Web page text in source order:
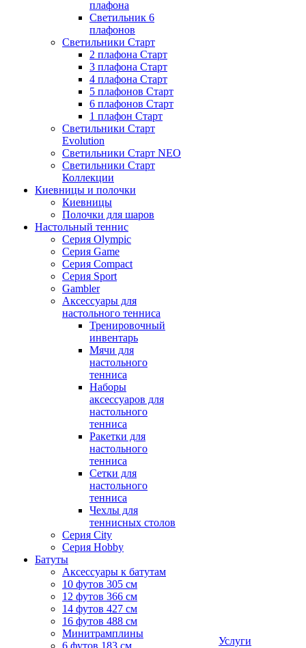
плафона
Светильник 6
плафонов
Светильники Старт
2 плафона Старт
3 плафона Старт
4 плафона Старт
5 плафонов Старт
6 плафонов Старт
1 плафон Старт
Светильники Старт
Evolution
Светильники Старт NEO
Светильники Старт
Коллекции
Киевницы и полочки
Киевницы
Полочки для шаров
Настольный теннис
Серия Olympic
Серия Game
Серия Compact
Серия Sport
Gambler
Аксессуары для
настольного тенниса
Тренировочный
инвентарь
Мячи для
настольного
тенниса
Наборы
аксессуаров для
настольного
тенниса
Ракетки для
настольного
тенниса
Сетки для
настольного
тенниса
Чехлы для
теннисных столов
Серия City
Серия Hobby
Батуты
Аксессуары к батутам
10 футов 305 см
12 футов 366 см
14 футов 427 см
16 футов 488 см
Минитрамплины
6 футов 183 см
Услуги